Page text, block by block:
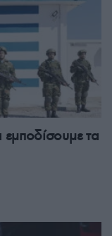
τα